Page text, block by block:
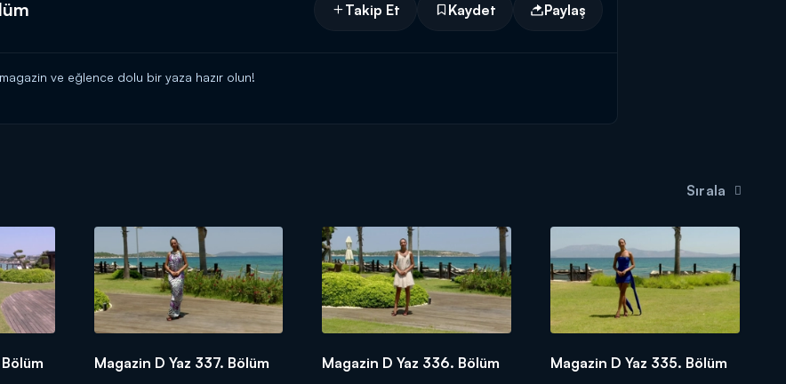
Takip Et Kaydet Paylaş
ve eğlence dolu bir yaza hazır olun!
Sırala
Magazin D Yaz 337. Bölüm Magazin D Yaz 336. Bölüm Magazin D Yaz 335. Bölüm